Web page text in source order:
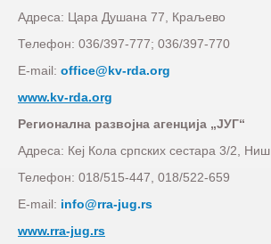
Адреса: Цара Душана 77, Краљево
Телефон: 036/397-777; 036/397-770
E-mail: office@kv-rda.org
www.kv-rda.org
Регионална развојна агенција „ЈУГ“
Адреса: Кеј Кола српских сестара 3/2, Ниш
Телефон: 018/515-447, 018/522-659
E-mail: info@rra-jug.rs
www.rra-jug.rs